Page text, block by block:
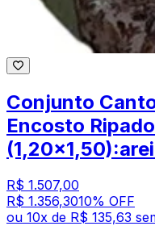
Conjunto
Encosto
R$ 1.507,00
R$ 1.356,3010% OFF
ou 10x de R$ 135,63